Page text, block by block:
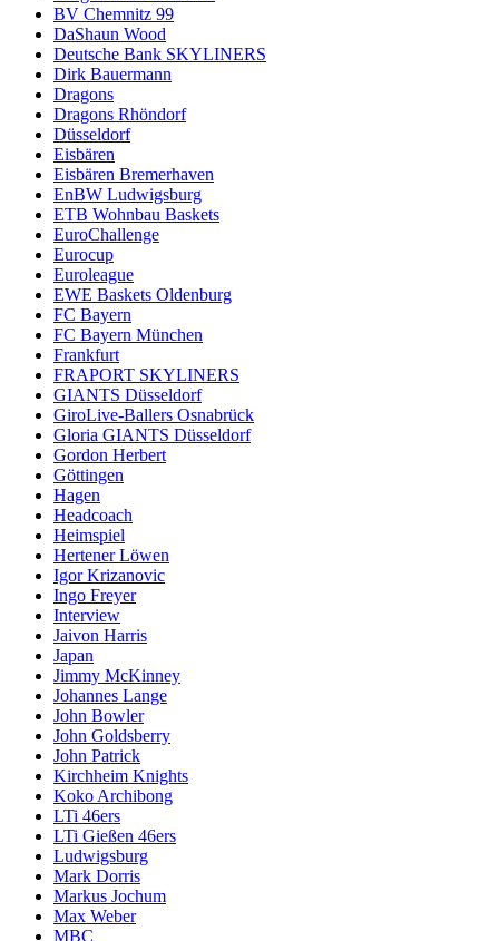
BV Chemnitz 99
DaShaun Wood
Deutsche Bank SKYLINERS
Dirk Bauermann
Dragons
Dragons Rhöndorf
Düsseldorf
Eisbären
Eisbären Bremerhaven
EnBW Ludwigsburg
ETB Wohnbau Baskets
EuroChallenge
Eurocup
Euroleague
EWE Baskets Oldenburg
FC Bayern
FC Bayern München
Frankfurt
FRAPORT SKYLINERS
GIANTS Düsseldorf
GiroLive-Ballers Osnabrück
Gloria GIANTS Düsseldorf
Gordon Herbert
Göttingen
Hagen
Headcoach
Heimspiel
Hertener Löwen
Igor Krizanovic
Ingo Freyer
Interview
Jaivon Harris
Japan
Jimmy McKinney
Johannes Lange
John Bowler
John Goldsberry
John Patrick
Kirchheim Knights
Koko Archibong
LTi 46ers
LTi Gießen 46ers
Ludwigsburg
Mark Dorris
Markus Jochum
Max Weber
MBC